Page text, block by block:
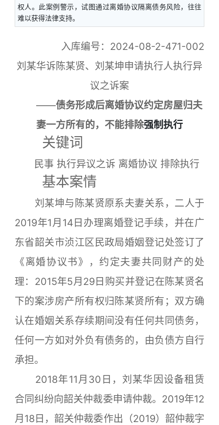
权人。此案例警示，试图通过离婚协议隔离债务风险，往往
难以获得法律支持。
入库编号：2024-08-2-471-002
刘某华诉陈某贤、刘某坤申请执行人执行异
议之诉案
——债务形成后离婚协议约定房屋归夫
妻一方所有的，不能排除强制执行
关键词
民事 执行异议之诉 离婚协议 排除执行
基本案情
刘某坤与陈某贤原系夫妻关系，二人于
2019年1月14日办理离婚登记手续，并在广
东省韶关市浈江区民政局婚姻登记处签订了
《离婚协议书》，约定夫妻共同财产的处
理：2015年5月29日购买并登记在陈某贤名
下的案涉房产所有权归陈某贤所有；双方确
认在婚姻关系存续期间没有任何共同债务，
任何一方如对外负有债务的，由负债方自行
承担。
2018年11月30日，刘某华因设备租赁
合同纠纷向韶关仲裁委申请仲裁。2019年12
月18日，韶关仲裁委作出（2019）韶仲裁字